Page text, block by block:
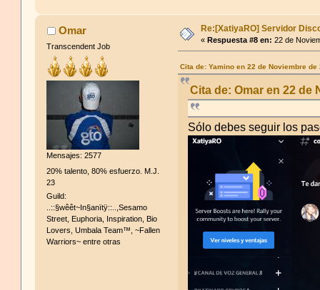
Omar
Transcendent Job
Mensajes: 2577
20% talento, 80% esfuerzo. M.J.
23
Guild:
..::§wêêt~In§anïtÿ::..,Sesamo
Street, Euphoria, Inspiration, Bio
Lovers, Umbala Team™, ~Fallen
Warriors~ entre otras
Re:[XatiyaRO] Servidor
«Respuesta #8 en: 22 de
Cita de: Yamino en 22 de Noviembre de
Cita de: Omar en 22 de
Sólo debes seguir los